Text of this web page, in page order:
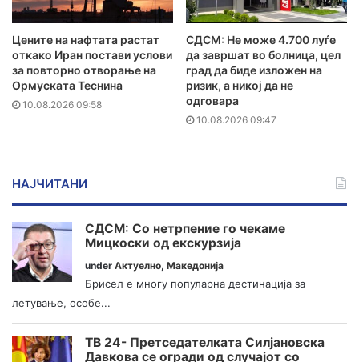
Цените на нафтата растат
откако Иран постави услови
за повторно отворање на
Ормуската Теснина
10.08.2026 09:58
СДСМ: Не може 4.700 луѓе
да завршат во болница, цел
град да биде изложен на
ризик, а никој да не
одговара
10.08.2026 09:47
НАЈЧИТАНИ
СДСМ: Со нетрпение го чекаме
Мицкоски од екскурзија
under Актуелно, Македонија
Брисел е многу популарна дестинација за
летување, особе...
ТВ 24- Претседателката Силјановска
Давкова се огради од случајот со